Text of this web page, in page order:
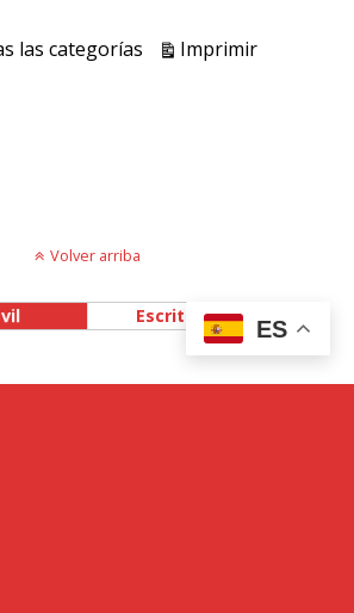
las categorías ImprimirVistas
Volver arriba
Escritorio
ES